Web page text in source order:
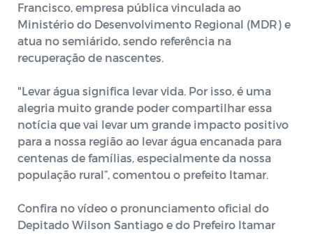
Francisco, empresa pública vinculada ao
Ministério do Desenvolvimento Regional (MDR) e
atua no semiárido, sendo referência na
recuperação de nascentes.
"Levar água significa levar vida. Por isso, é uma
alegria muito grande poder compartilhar essa
notícia que vai levar um grande impacto positivo
para a nossa região ao levar água encanada para
centenas de famílias, especialmente da nossa
população rural”, comentou o prefeito Itamar.
Confira no vídeo o pronunciamento oficial do
Depitado Wilson Santiago e do Prefeiro Itamar